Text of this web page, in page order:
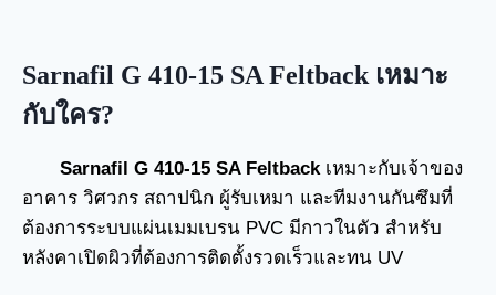
Sarnafil G 410-15 SA Feltback เหมาะ
กับใคร?
Sarnafil G 410-15 SA Feltbackเหมาะกับเจ้าของ
อาคาร วิศวกร สถาปนิก ผู้รับเหมา และทีมงานกันซึมที่
ต้องการระบบแผ่นเมมเบรน PVC มีกาวในตัว สำหรับ
หลังคาเปิดผิวที่ต้องการติดตั้งรวดเร็วและทน UV